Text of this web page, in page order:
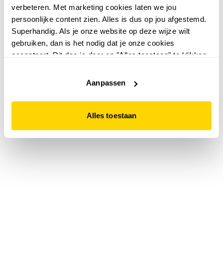
verbeteren. Met marketing cookies laten we jou
persoonlijke content zien. Alles is dus op jou afgestemd.
Superhandig. Als je onze website op deze wijze wilt
gebruiken, dan is het nodig dat je onze cookies
accepteert. Dit doe je door op "Alles toestaan" te klikken.
website niet optimaal functioneert.
Aanpassen
Alles toestaan